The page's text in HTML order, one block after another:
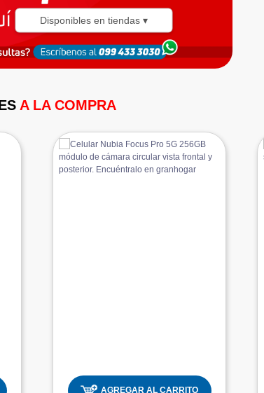
Disponibles en tiendas ▾
A LA COMPRA
AGREGAR AL CARRITO